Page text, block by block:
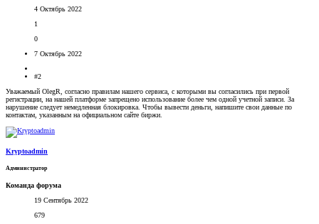
4 Октябрь 2022
1
0
7 Октябрь 2022
#2
Уважаемый OlegR, согласно правилам нашего сервиса, с которыми вы согласились при первой
регистрации, на нашей платформе запрещено использование более чем одной учетной записи. За
нарушение следует немедленная блокировка. Чтобы вывести деньги, напишите свои данные по
контактам, указанным на официальном сайте биржи.
Kryptoadmin
Администратор
Команда форума
19 Сентябрь 2022
679